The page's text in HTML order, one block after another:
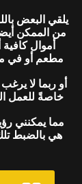
يلقي البعض
من الممكن
أموال
مطعم أو في
أو ربما لا
خاصةً للعمل
مما يمكنني
هي بالضبط